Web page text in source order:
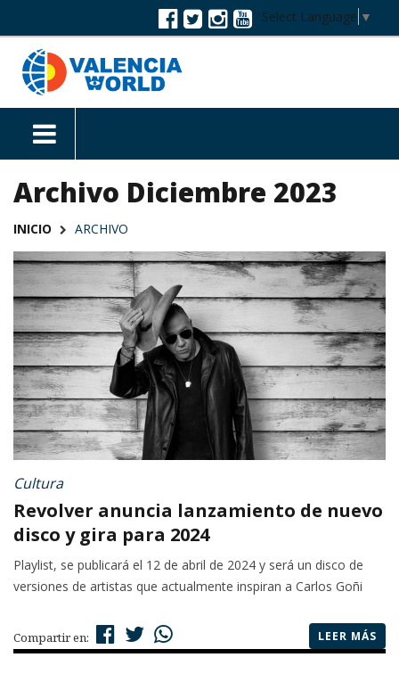
Select Language ▼
Archivo Diciembre 2023
INICIO ARCHIVO
Cultura
Revolver anuncia lanzamiento de nuevo
disco y gira para 2024
Playlist, se publicará el 12 de abril de 2024 y será un disco de
versiones de artistas que actualmente inspiran a Carlos Goñi
Compartir en: LEER MÁS